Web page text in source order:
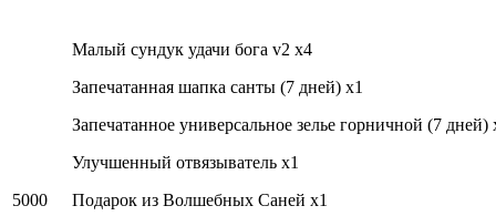
5000
Малый сундук удачи бога v2 x4
Запечатанная шапка санты (7 дней) x1
Запечатанное универсальное зелье горничной (7 дней)
Улучшенный отвязыватель x1
Подарок из Волшебных Саней x1